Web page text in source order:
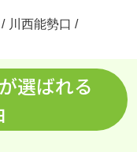
/ 川西能勢口 /
選ばれる